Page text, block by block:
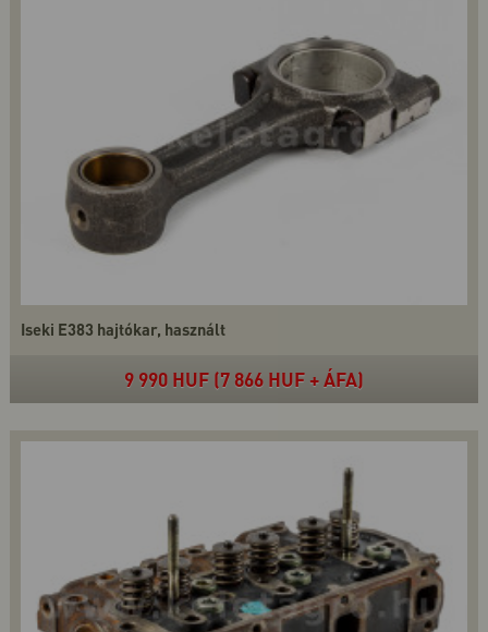
Iseki E383 hajtókar, használt
9 990 HUF (7 866 HUF + ÁFA)